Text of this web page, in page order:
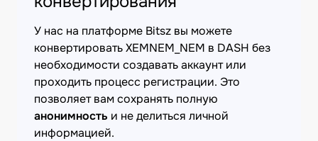
У нас на платформе Bitsz вы можете
конвертировать XEMNEM_NEM в DASH без
необходимости создавать аккаунт или
проходить процесс регистрации. Это
позволяет вам сохранять полную
анонимность и не делиться личной
информацией.